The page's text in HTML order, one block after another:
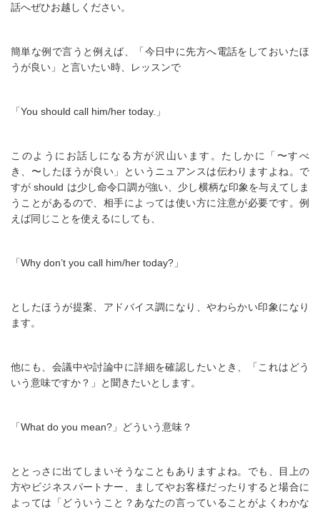
話へぜひお越しください。
簡単な例で言うと例えば、「今日中に先方へ電話をしておいたほ
うが良い」と言いたい時、レッスンで
「You should call him/her today.」
このようにお話しになる方が沢山います。たしかに「〜すべ
き、〜したほうが良い」というニュアンスは伝わりますよね。で
すが should は少し命令口調が強い、少し横柄な印象を与えてしま
うことがあるので、相手によっては使い方に注意が必要です。例
えば同じことを使えるにしても、
「Why don’t you call him/her today?」
としたほうが提案、アドバイス調になり、やわらかい印象になり
ます。
他にも、会議中や討論中に詳細を確認したいとき、「これはどう
いう意味ですか？」と聞きたいとします。
「What do you mean?」どういう意味？
ととっさに出てしまいそうなこともありますよね。でも、目上の
方やビジネスパートナー、ましてやお客様だったりすると場合に
よっては「どういうこと？あなたの言っていることがよくわかな